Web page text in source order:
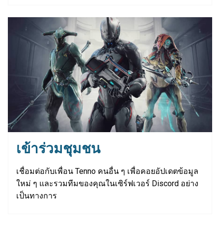
เข้าร่วมชุมชน
เชื่อมต่อกับเพื่อน Tenno คนอื่น ๆ เพื่อคอยอัปเดตข้อมูล
ใหม่ ๆ และรวมทีมของคุณในเซิร์ฟเวอร์ Discord อย่าง
เป็นทางการ